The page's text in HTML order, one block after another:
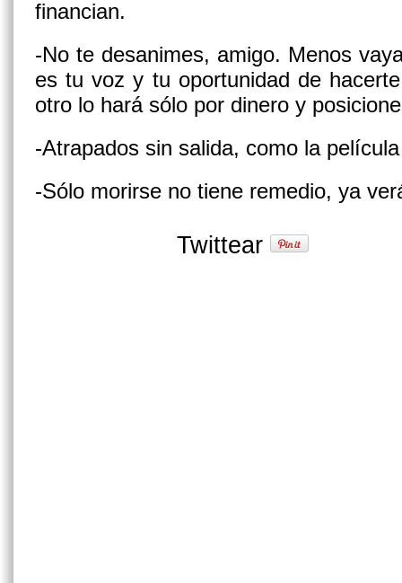
financian.
-No te desanimes, amigo. Menos
es tu voz y tu oportunidad de
otro lo hará sólo por dinero y
-Atrapados sin salida, como la
-Sólo morirse no tiene remedio, ya
Twittear